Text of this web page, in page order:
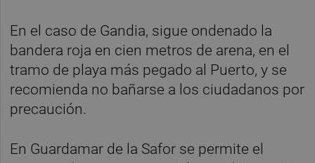
En el caso de Gandia, sigue ondenado la
bandera roja en cien metros de arena, en el
tramo de playa más pegado al Puerto, y se
recomienda no bañarse a los ciudadanos por
precaución.
En Guardamar de la Safor se permite el